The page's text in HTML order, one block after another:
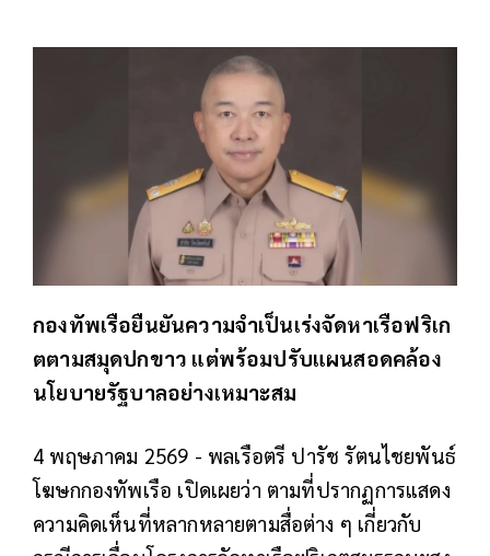
กองทัพเรือยืนยันความจำเป็นเร่งจัดหาเรือฟริเก
ตตามสมุดปกขาว แต่พร้อมปรับแผนสอดคล้อง
นโยบายรัฐบาลอย่างเหมาะสม
4 พฤษภาคม 2569 - พลเรือตรี ปารัช รัตนไชยพันธ์
โฆษกกองทัพเรือ เปิดเผยว่า ตามที่ปรากฏการแสดง
ความคิดเห็นที่หลากหลายตามสื่อต่าง ๆ เกี่ยวกับ